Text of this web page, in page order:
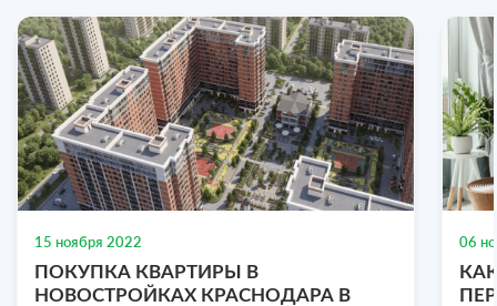
1-к. квартира, 28 м², 2/2 эт.
Совхозная улица, 6, село Совхозное,
Укромновское сельское поселение,
Симферопольский район, Республика Крым
1-комнатная
125 000₽ / м2
15 ноября 2022
ПОКУПКА КВАРТИРЫ В
НОВОСТРОЙКАХ КРАСНОДАРА В
06